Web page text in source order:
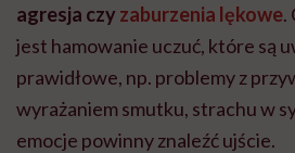
agresja czy zaburzenia lękowe.
jest hamowanie uczuć, które są
prawidłowe, np. problemy z
wyrażaniem smutku, strachu w
emocje powinny znaleźć ujście.